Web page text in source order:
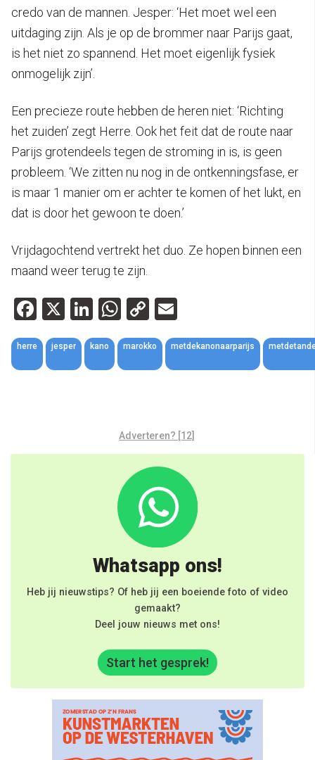
credo van de mannen. Jesper: ‘Het moet wel een
uitdaging zijn. Als je op de brommer naar Parijs gaat,
is het niet zo spannend. Het moet eigenlijk fysiek
onmogelijk zijn’.
Een precieze route hebben de heren niet: ‘Richting
het zuiden’ zegt Herre. Ook het feit dat de route naar
Parijs grotendeels tegen de stroming in is, is geen
probleem. ‘We zitten nu nog in de ontkenningsfase, er
is maar 1 manier om er achter te komen of het lukt, en
dat is door het gewoon te doen.’
Vrijdagochtend vertrekt het duo. Ze hopen binnen een
maand weer terug te zijn.
Facebook
X LinkedIn
WhatsApp
Copy
Link
herre jesper kano marokko metdekanonaarparijs
Adverteren? [12]
Whatsapp ons!
Heb jij nieuwstips? Of heb jij een boeiende foto of video
gemaakt?
Deel jouw nieuws met ons!
Start het gesprek!